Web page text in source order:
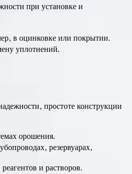
при установке и
в оцинковке или покрытии.
уплотнений.
простоте конструкции
орошения.
резервуарах‚
и растворов.